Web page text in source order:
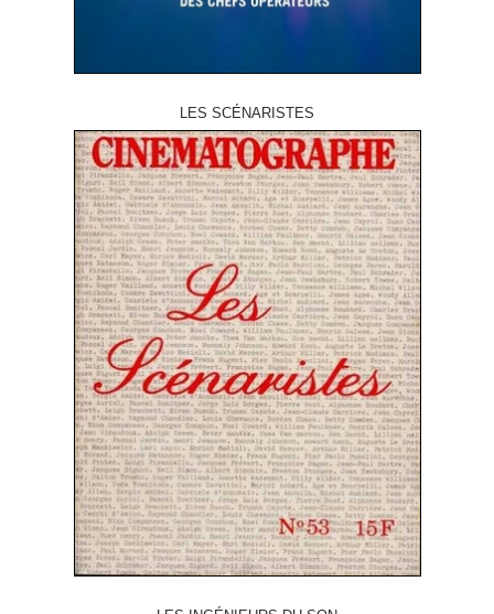
LES SCÉNARISTES